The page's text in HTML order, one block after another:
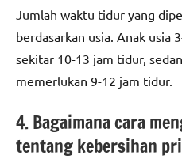
Jumlah waktu tidur yang
berdasarkan usia. Anak usia
sekitar 10-13 jam tidur,
memerlukan 9-12 jam tidur.
4. Bagaimana cara
tentang kebersihan